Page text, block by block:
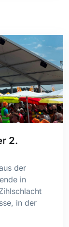
2.
der
in
in der